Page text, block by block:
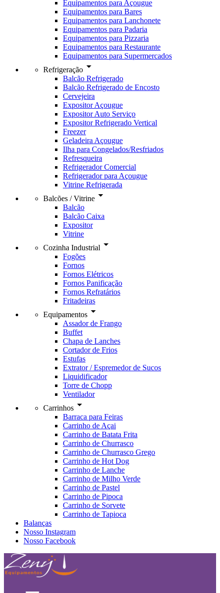
Equipamentos para Açougue
Equipamentos para Bares
Equipamentos para Lanchonete
Equipamentos para Padaria
Equipamentos para Pizzaria
Equipamentos para Restaurante
Equipamentos para Supermercados
Refrigeração arrow_drop_down
Balcão Refrigerado
Balcão Refrigerado de Encosto
Cervejeira
Expositor Açougue
Expositor Auto Serviço
Expositor Refrigerado Vertical
Freezer
Geladeira Açougue
Ilha para Congelados/Resfriados
Refresqueira
Refrigerador Comercial
Refrigerador para Açougue
Vitrine Refrigerada
Balcões / Vitrine arrow_drop_down
Balcão
Balcão Caixa
Expositor
Vitrine
Cozinha Industrial arrow_drop_down
Fogões
Fornos
Fornos Elétricos
Fornos Panificação
Fornos Refratários
Fritadeiras
Equipamentos arrow_drop_down
Assador de Frango
Buffet
Chapa de Lanches
Cortador de Frios
Estufas
Extrator / Espremedor de Sucos
Liquidificador
Torre de Chopp
Ventilador
Carrinhos arrow_drop_down
Barraca para Feiras
Carrinho de Açai
Carrinho de Batata Frita
Carrinho de Churrasco
Carrinho de Churrasco Grego
Carrinho de Hot Dog
Carrinho de Lanche
Carrinho de Milho Verde
Carrinho de Pastel
Carrinho de Pipoca
Carrinho de Sorvete
Carrinho de Tapioca
Balanças
Nosso Instagram
Nosso Facebook